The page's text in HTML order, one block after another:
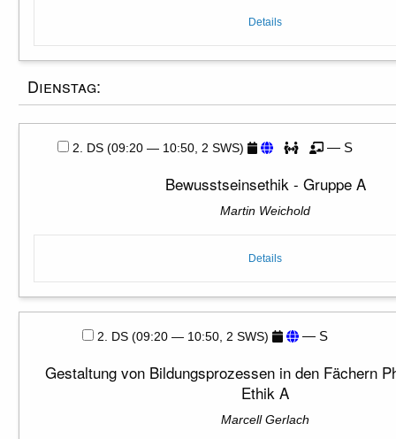
Details
Dienstag:
2. DS (09:20 — 10:50, 2 SWS) — S
Bewusstseinsethik - Gruppe A
Martin Weichold
Details
2. DS (09:20 — 10:50, 2 SWS) — S
Gestaltung von Bildungsprozessen in den Fächern
Ethik A
Marcell Gerlach